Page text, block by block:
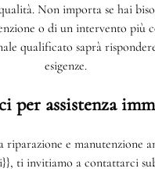
Non importa se hai
o di un intervento più
qualificato saprà
esigenze.
per assistenza
riparazione e manutenzione
ti invitiamo a contattarci